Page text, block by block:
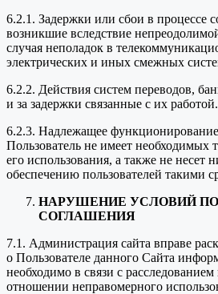
6.2.1. Задержки или сбои в процессе
возникшие вследствие
случая неполадок в
электрических и иных смежных
6.2.2. Действия систем переводов,
и за задержки связанные с их работой.
6.2.3. Надлежащее функционирование
Пользователь не имеет необходимых
его использования, а также не несет
обеспечению пользователей такими
НАРУШЕНИЕ УСЛОВИЙ
СОГЛАШЕНИЯ
7.1. Администрация сайта вправе
о Пользователе данного Сайта
необходимо в связи с
отношении неправомерного